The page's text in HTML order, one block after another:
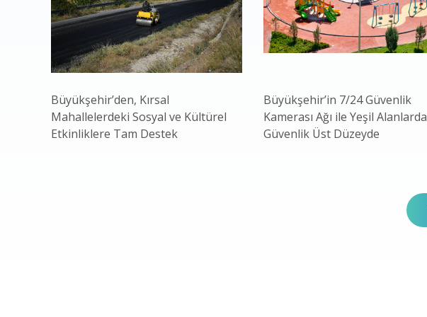
Büyükşehir’den, Kırsal
Mahallelerdeki Sosyal ve Kültürel
Etkinliklere Tam Destek
Büyükşehir’in 7/24 Güvenlik
Kamerası Ağı ile Yeşil Alanlarda
Güvenlik Üst Düzeyde